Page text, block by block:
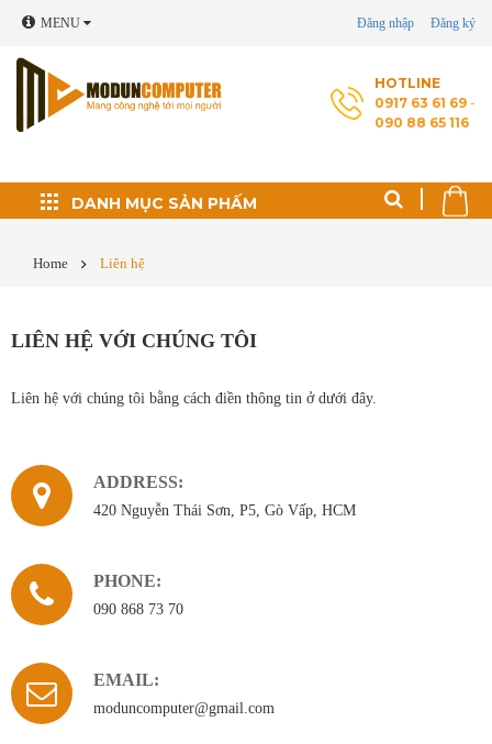
MENU
Thủ thuật máy tính
mềm theo yêu cầu
Sửa laptop
Hàn bản lề laptop
Sửa mainboard
màn hình)
Đăng ký
Đăng nhập
HOTLINE
0917 63 61 69 -
090 88 65 116
DANH MỤC SẢN PHẤM
Home Liên hệ
LIÊN HỆ VỚI CHÚNG TÔI
Liên hệ với chúng tôi bằng cách điền thông tin ở dưới đây.
ADDRESS:
420 Nguyễn Thái Sơn, P5, Gò Vấp, HCM
PHONE:
090 868 73 70
EMAIL:
moduncomputer@gmail.com